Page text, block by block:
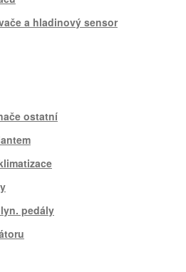
a hladinový sensor
ostatní
pedály